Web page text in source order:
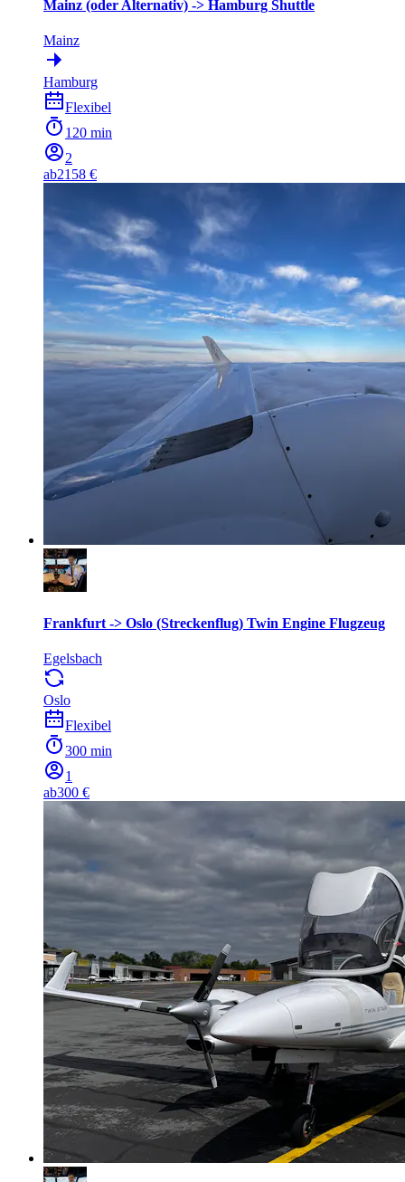
Mainz (oder Alternativ) -> Hamburg Shuttle
Mainz
Hamburg
Flexibel
120 min
2
ab2158 €
Frankfurt -> Oslo (Streckenflug) Twin Engine Flugzeug
Egelsbach
Oslo
Flexibel
300 min
1
ab300 €